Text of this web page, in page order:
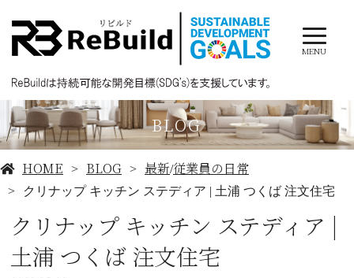
MENU
BLOG
HOME BLOG 最新/従業員の日常
クリナップ キッチン ステディア | 土浦 つくば 注文住宅
クリナップ キッチン ステディア |
土浦 つくば 注文住宅